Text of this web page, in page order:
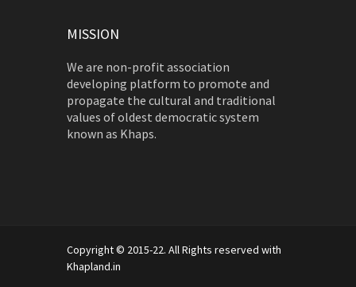
MISSION
We are non-profit association
developing platform to promote and
propagate the cultural and traditional
values of oldest democratic system
known as Khaps.
Copyright © 2015-22. All Rights reserved with
Khapland.in